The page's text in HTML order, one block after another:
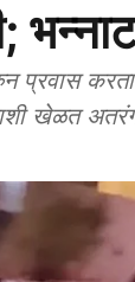
खेळत